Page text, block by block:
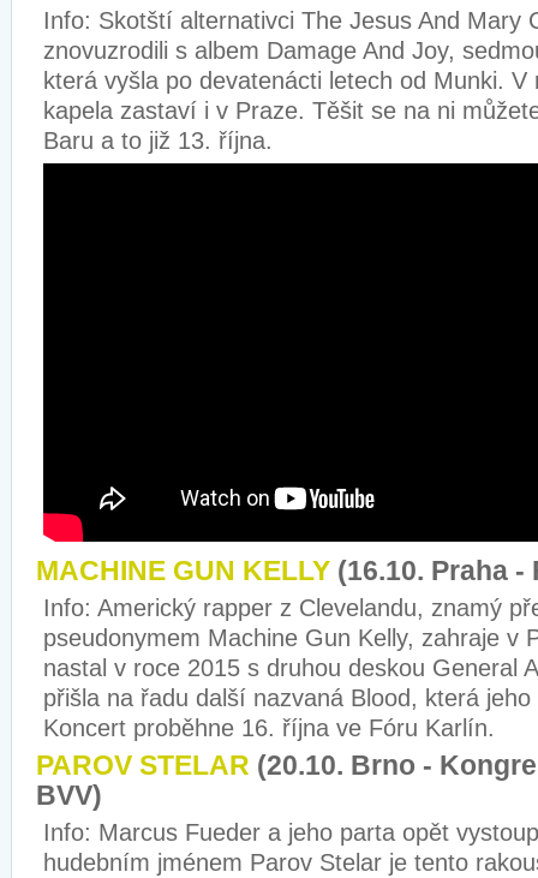
Info: Skotští alternativci The Jesus And Mary
znovuzrodili s albem Damage And Joy,
která vyšla po devatenácti letech od Munki. V
kapela zastaví i v Praze. Těšit se na ni
Baru a to již 13. října.
MACHINE GUN KELLY (16.10. Praha
Info: Americký rapper z Clevelandu, znamý
pseudonymem Machine Gun Kelly, zahraje v
nastal v roce 2015 s druhou deskou General
přišla na řadu další nazvaná Blood, která jeho
Koncert proběhne 16. října ve Fóru Karlín.
PAROV STELAR (20.10. Brno -
BVV)
Info: Marcus Fueder a jeho parta opět
hudebním jménem Parov Stelar je tento